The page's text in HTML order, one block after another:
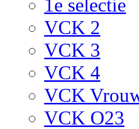
1e selectie
VCK 2
VCK 3
VCK 4
VCK
VCK O23